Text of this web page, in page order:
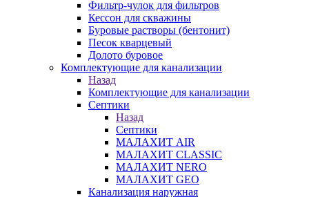
Фильтр-чулок для фильтров
Кессон для скважины
Буровые растворы (бентонит)
Песок кварцевый
Долото буровое
Комплектующие для канализации
Назад
Комплектующие для канализации
Септики
Назад
Септики
МАЛАХИТ AIR
МАЛАХИТ CLASSIC
МАЛАХИТ NERO
МАЛАХИТ GEO
Канализация наружная